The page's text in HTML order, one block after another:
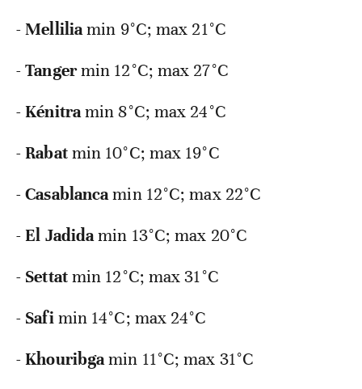
-Melliliamin 9°C; max 21°C
-Tangermin 12°C; max 27°C
-Kénitramin 8°C; max 24°C
-Rabatmin 10°C; max 19°C
-Casablancamin 12°C; max 22°C
-El Jadidamin 13°C; max 20°C
- Settatmin 12°C; max 31°C
- Safimin 14°C; max 24°C
-Khouribgamin 11°C; max 31°C